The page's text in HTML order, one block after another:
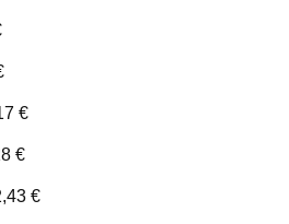
€
€
€